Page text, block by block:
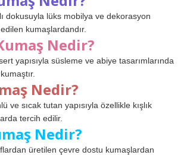
dokusuyla lüks mobilya ve dekorasyon
kumaşlardandır.
Nedir?
yapısıyla süsleme ve abiye tasarımlarında
Nedir?
ve sıcak tutan yapısıyla özellikle kışlık
tercih edilir.
Nedir?
üretilen çevre dostu kumaşlardan